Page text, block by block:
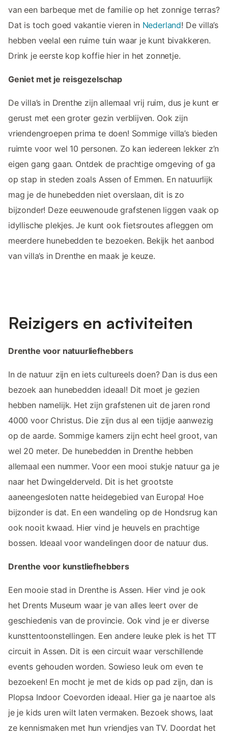
van een barbeque met de familie op het zonnige terras?
Dat is toch goed vakantie vieren in Nederland! De villa’s
hebben veelal een ruime tuin waar je kunt bivakkeren.
Drink je eerste kop koffie hier in het zonnetje.
Geniet met je reisgezelschap
De villa’s in Drenthe zijn allemaal vrij ruim, dus je kunt er
gerust met een groter gezin verblijven. Ook zijn
vriendengroepen prima te doen! Sommige villa’s bieden
ruimte voor wel 10 personen. Zo kan iedereen lekker z’n
eigen gang gaan. Ontdek de prachtige omgeving of ga
op stap in steden zoals Assen of Emmen. En natuurlijk
mag je de hunebedden niet overslaan, dit is zo
bijzonder! Deze eeuwenoude grafstenen liggen vaak op
idyllische plekjes. Je kunt ook fietsroutes afleggen om
meerdere hunebedden te bezoeken. Bekijk het aanbod
van villa’s in Drenthe en maak je keuze.
Reizigers en activiteiten
Drenthe voor natuurliefhebbers
In de natuur zijn en iets cultureels doen? Dan is dus een
bezoek aan hunebedden ideaal! Dit moet je gezien
hebben namelijk. Het zijn grafstenen uit de jaren rond
4000 voor Christus. Die zijn dus al een tijdje aanwezig
op de aarde. Sommige kamers zijn echt heel groot, van
wel 20 meter. De hunebedden in Drenthe hebben
allemaal een nummer. Voor een mooi stukje natuur ga je
naar het Dwingelderveld. Dit is het grootste
aaneengesloten natte heidegebied van Europa! Hoe
bijzonder is dat. En een wandeling op de Hondsrug kan
ook nooit kwaad. Hier vind je heuvels en prachtige
bossen. Ideaal voor wandelingen door de natuur dus.
Drenthe voor kunstliefhebbers
Een mooie stad in Drenthe is Assen. Hier vind je ook
het Drents Museum waar je van alles leert over de
geschiedenis van de provincie. Ook vind je er diverse
kunsttentoonstellingen. Een andere leuke plek is het TT
circuit in Assen. Dit is een circuit waar verschillende
events gehouden worden. Sowieso leuk om even te
bezoeken! En mocht je met de kids op pad zijn, dan is
Plopsa Indoor Coevorden ideaal. Hier ga je naartoe als
je je kids uren wilt laten vermaken. Bezoek shows, laat
ze kennismaken met hun vriendjes van TV. Doordat het